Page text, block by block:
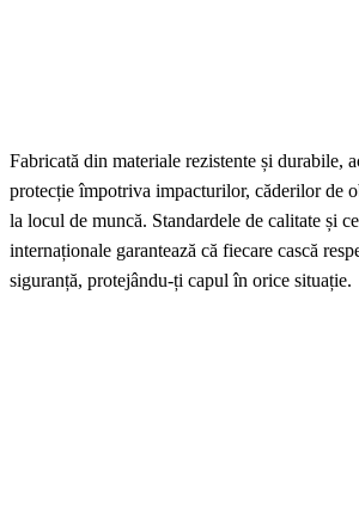
Fabricată din materiale rezistente și durabile,
protecție împotriva impacturilor, căderilor de
la locul de muncă. Standardele de calitate și
internaționale garantează că fiecare cască
siguranță, protejându-ți capul în orice situație.